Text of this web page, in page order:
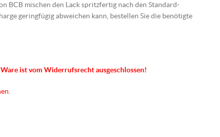
BCB mischen den Lack spritzfertig nach den Standard-
geringfügig abweichen kann, bestellen Sie die benötigte
Ware ist vom Widerrufsrecht ausgeschlossen!